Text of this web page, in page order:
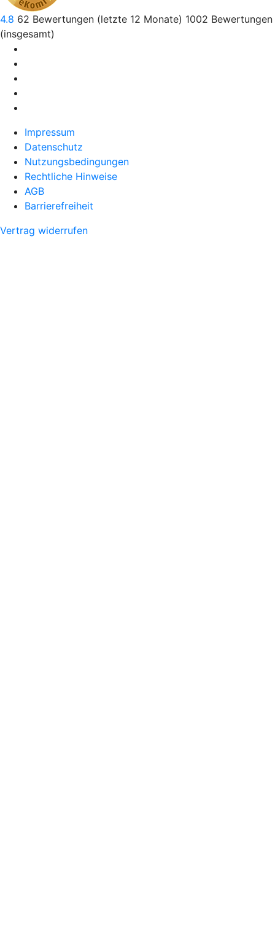
4.8 62 Bewertungen (letzte 12 Monate) 1002 Bewertungen
(insgesamt)
Impressum
Datenschutz
Nutzungsbedingungen
Rechtliche Hinweise
AGB
Barrierefreiheit
Vertrag widerrufen